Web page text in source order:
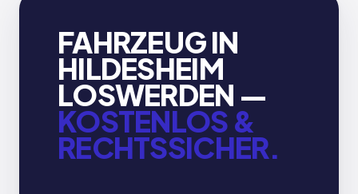
FAHRZEUG IN
HILDESHEIM
LOSWERDEN —
KOSTENLOS &
RECHTSSICHER.